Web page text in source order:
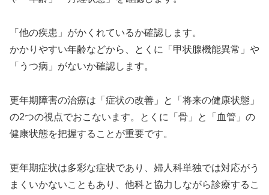
「他の疾患」がかくれているか確認します。
かかりやすい年齢などから、とくに「甲状腺機能異常」や
「うつ病」がないか確認します。
更年期障害の治療は「症状の改善」と「将来の健康状態」
の2つの視点でおこないます。とくに「骨」と「血管」の
健康状態を把握することが重要です。
更年期症状は多彩な症状であり、婦人科単独では対応がう
まくいかないこともあり、他科と協力しながら診療するこ